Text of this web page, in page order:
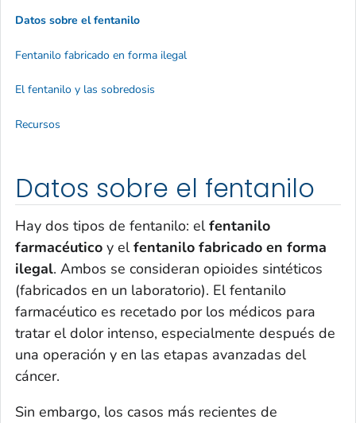
Datos sobre el fentanilo
Hay dos tipos de fentanilo: elfentanilo
farmacéutico y elfentanilo fabricado en forma
ilegal. Ambos se consideran opioides sintéticos
(fabricados en un laboratorio). El fentanilo
farmacéutico es recetado por los médicos para
tratar el dolor intenso, especialmente después de
una operación y en las etapas avanzadas del
cáncer.
Sin embargo, los casos más recientes de
Datos sobre el fentanilo
Fentanilo fabricado en forma ilegal
El fentanilo y las sobredosis
Recursos